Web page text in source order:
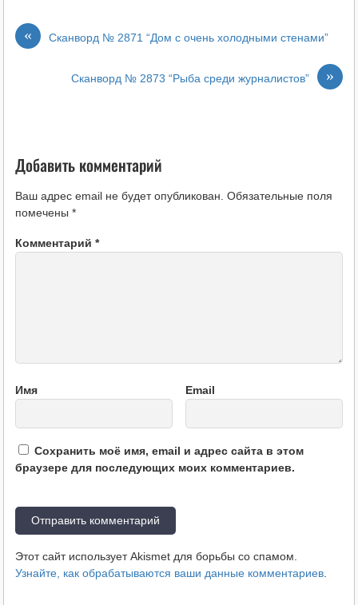
« Сканворд № 2871 “Дом с очень холодными стенами”
»
Сканворд № 2873 “Рыба среди журналистов”
Добавить комментарий
Ваш адрес email не будет опубликован. Обязательные поля
помечены *
Комментарий *
Имя Email
Сохранить моё имя, email и адрес сайта в этом
браузере для последующих моих комментариев.
Этот сайт использует Akismet для борьбы со спамом.
Узнайте, как обрабатываются ваши данные комментариев.